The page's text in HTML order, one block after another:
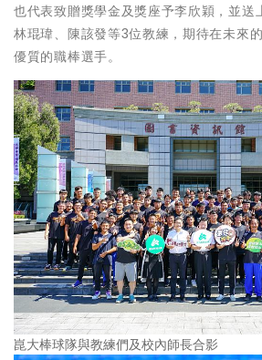
也代表致贈獎學金及獎座予李欣穎，並送
林琨瑋、陳該發等3位教練，期待在未來
優質的職棒選手。
崑大棒球隊與教練們及校內師長合影